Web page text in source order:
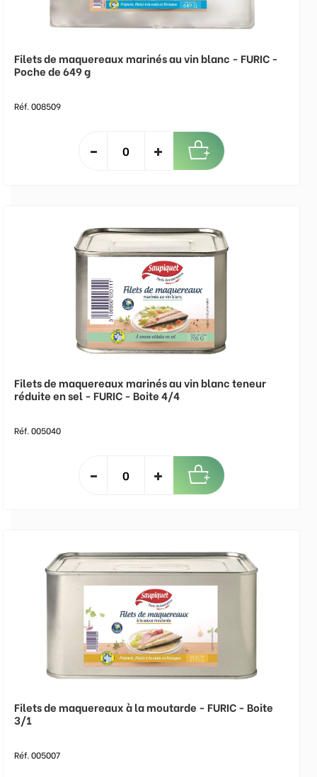
Filets de maquereaux marinés au vin blanc - FURIC -
Poche de 649 g
Réf. 008509
Filets de maquereaux marinés au vin blanc teneur
réduite en sel - FURIC - Boite 4/4
Réf. 005040
Filets de maquereaux à la moutarde - FURIC - Boite
3/1
Réf. 005007